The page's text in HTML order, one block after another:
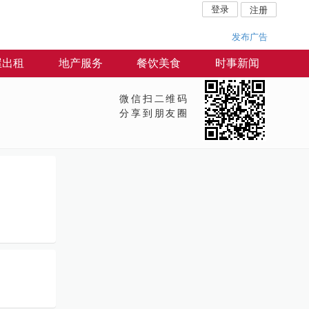
登录 注册
发布广告
租 地产服务 餐饮美食 时事新闻
微信扫二维码
分享到朋友圈